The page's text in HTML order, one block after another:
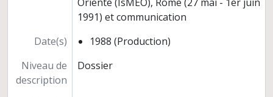
Communication au colloque " Pratiques funéraires et sociétés. Archéologie et anthropologie sociale ", Centre de recherche et d'étude du patrimoine, Sens (12-14 juin 2003)
Séminaires
Conférences grand public
Participation à l'exposition "Ancient Rome and India" (Inde)
Relations scientifiques
Enseignement et formation
1991) et communication
Date(s)
1988 (Production)
Niveau de
description
Dossier